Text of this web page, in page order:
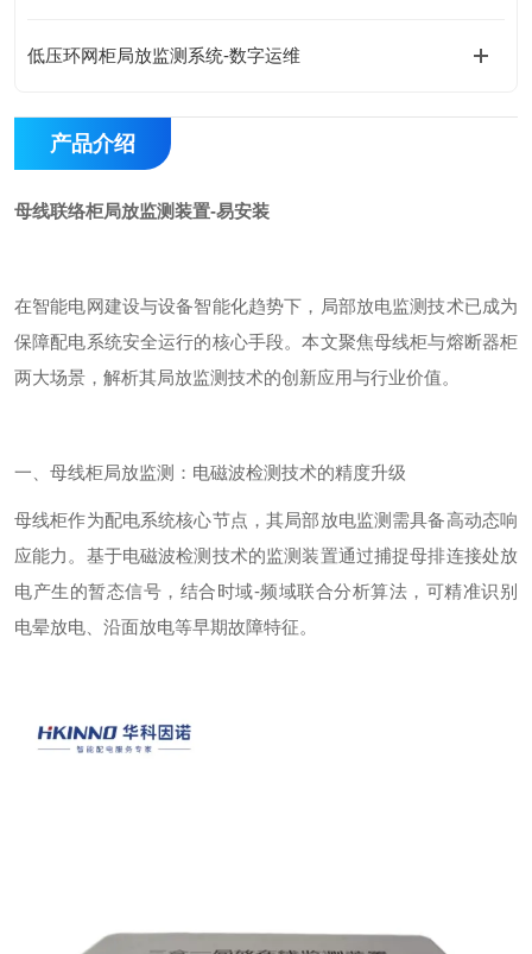
低压环网柜局放监测系统-数字运维
产品介绍
母线联络柜局放监测装置-易安装
在智能电网建设与设备智能化趋势下，局部放电监测技术已成为
保障配电系统安全运行的核心手段。本文聚焦母线柜与熔断器柜
两大场景，解析其局放监测技术的创新应用与行业价值。
一、母线柜局放监测：电磁波检测技术的精度升级
母线柜作为配电系统核心节点，其局部放电监测需具备高动态响
应能力。基于电磁波检测技术的监测装置通过捕捉母排连接处放
电产生的暂态信号，结合时域-频域联合分析算法，可精准识别
电晕放电、沿面放电等早期故障特征。